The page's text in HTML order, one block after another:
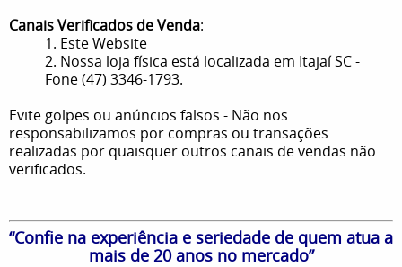
Canais Verificados de Venda:
1. Este Website
2. Nossa loja física está localizada em Itajaí SC -
Fone (47) 3346-1793.
Evite golpes ou anúncios falsos - Não nos
responsabilizamos por compras ou transações
realizadas por quaisquer outros canais de vendas não
verificados.
“Confie na experiência e seriedade de quem atua a
mais de 20 anos no mercado”